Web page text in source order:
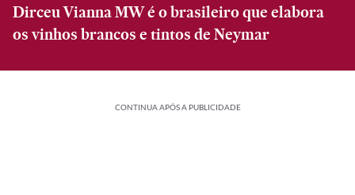
Dirceu Vianna MW é o brasileiro que elabora
os vinhos brancos e tintos de Neymar
CONTINUA APÓS A PUBLICIDADE